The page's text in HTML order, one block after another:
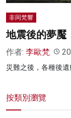
非同梵響
地震後的夢魘
作者: 李歐梵
災難之後，各種後遺
按類別瀏覽